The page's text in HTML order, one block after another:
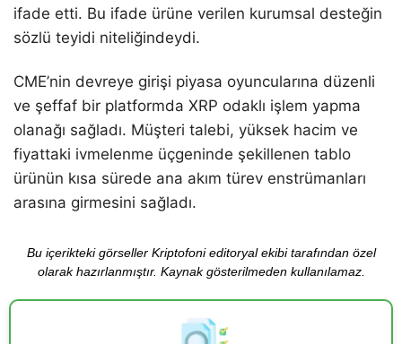
ifade etti. Bu ifade ürüne verilen kurumsal desteğin
sözlü teyidi niteliğindeydi.
CME’nin devreye girişi piyasa oyuncularına düzenli
ve şeffaf bir platformda XRP odaklı işlem yapma
olanağı sağladı. Müşteri talebi, yüksek hacim ve
fiyattaki ivmelenme üçgeninde şekillenen tablo
ürünün kısa sürede ana akım türev enstrümanları
arasına girmesini sağladı.
Bu içerikteki görseller Kriptofoni editoryal ekibi tarafından özel
olarak hazırlanmıştır. Kaynak gösterilmeden kullanılamaz.